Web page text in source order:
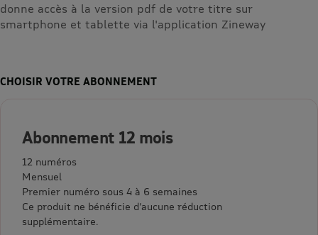
donne accès à la version pdf de votre titre sur
smartphone et tablette via l'application Zineway
CHOISIR VOTRE ABONNEMENT
Abonnement 12 mois
12 numéros
Mensuel
Premier numéro sous 4 à 6 semaines
Ce produit ne bénéficie d’aucune réduction
supplémentaire.